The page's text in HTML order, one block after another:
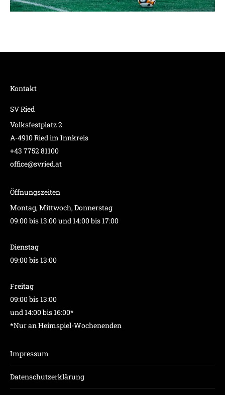
Kontakt
SV Ried
Volksfestplatz 2
A-4910 Ried im Innkreis
+43 7752 81100
office@svried.at
Öffnungszeiten
Montag, Mittwoch, Donnerstag
09:00 bis 13:00 und 14:00 bis 17:00
Dienstag
09:00 bis 13:00
Freitag
09:00 bis 13:00
und 14:00 bis 16:00*
*Nur an Heimspiel-Wochenenden
Impressum
Datenschutzerklärung